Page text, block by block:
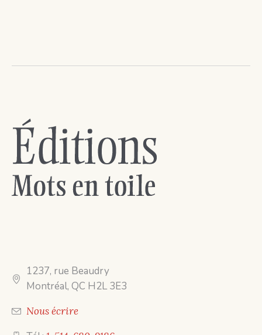
1237, rue Beaudry
Montréal, QC H2L 3E3
Nous écrire